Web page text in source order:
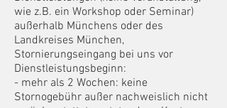
wie z.B. ein Workshop oder Seminar)
außerhalb Münchens oder des
Landkreises München,
Stornierungseingang bei uns vor
Dienstleistungsbeginn:
- mehr als 2 Wochen: keine
Stornogebühr außer nachweislich nicht